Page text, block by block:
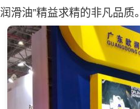
润滑油”精益求精的非凡品质。